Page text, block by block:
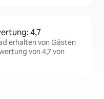
4,7
erhalten von Gästen
von 4,7 von